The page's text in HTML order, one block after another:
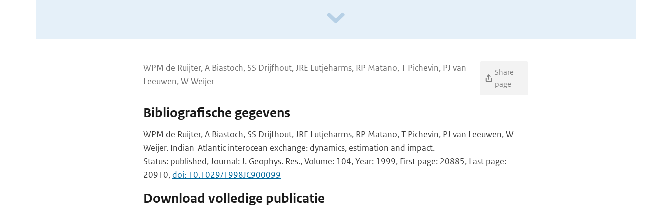
WPM de Ruijter, A Biastoch, SS Drijfhout, JRE Lutjeharms, RP Matano, T Pichevin, PJ van
Leeuwen, W Weijer
Share
page
Bibliografische gegevens
WPM de Ruijter, A Biastoch, SS Drijfhout, JRE Lutjeharms, RP Matano, T Pichevin, PJ van Leeuwen, W
Weijer. Indian-Atlantic interocean exchange: dynamics, estimation and impact.
Status: published, Journal: J. Geophys. Res., Volume: 104, Year: 1999, First page: 20885, Last page:
20910, doi: 10.1029/1998JC900099
Download volledige publicatie